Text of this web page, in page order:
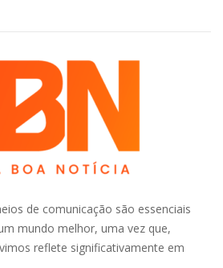
de comunicação são essenciais
mundo melhor, uma vez que,
reflete significativamente em